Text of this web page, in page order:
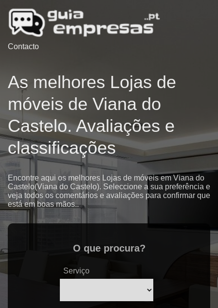
Contacto
As melhores Lojas de
móveis de Viana do
Castelo. Avaliações e
classificações
Encontre aqui os melhores Lojas de móveis em Viana do
Castelo(Viana do Castelo). Seleccione a sua preferência e
veja todos os comentários e avaliações para confirmar que
está em boas mãos..
O que procura?
Serviço